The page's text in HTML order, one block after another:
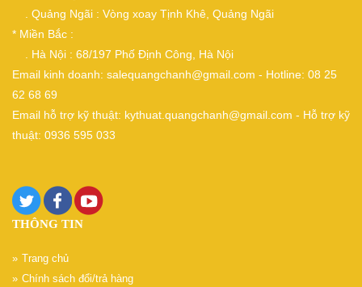
. Quảng Ngãi : Vòng xoay Tịnh Khê, Quảng Ngãi
* Miền Bắc :
. Hà Nội : 68/197 Phố Định Công, Hà Nội
Email kinh doanh: salequangchanh@gmail.com - Hotline: 08 25
62 68 69
Email hỗ trợ kỹ thuật: kythuat.quangchanh@gmail.com - Hỗ trợ kỹ
thuật: 0936 595 033
THÔNG TIN
Trang chủ
Chính sách đổi/trả hàng